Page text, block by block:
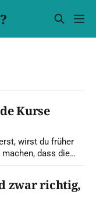
Kurse
wirst du früher
dass die
sogar
auf die Platitüde,
zwar richtig,